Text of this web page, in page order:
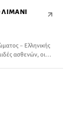
– Ελληνικής
ασθενών, οι